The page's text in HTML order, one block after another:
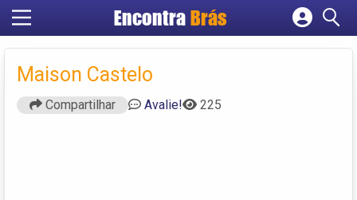
Encontra Brás
Cadastrar empresa
Maison Castelo
Compartilhar Avalie! 225